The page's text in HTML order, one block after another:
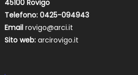
45100 Rovigo
Telefono: 0425-094943
Email rovigo@arci.it
Sito web: arcirovigo.it